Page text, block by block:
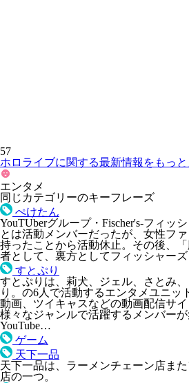
57
ホロライブに関する最新情報をもっと
エンタメ
同じカテゴリーのキーフレーズ
ぺけたん
YouTUberグループ・Fischer's-フィッ
とは活動メンバーだったが、女性フ
持ったことから活動休止。その後、
者として、裏方としてフィッシャー
すとぷり
すとぷりは、莉犬、ジェル、さとみ
り。の6人で活動するエンタメユニッ
動画、ツイキャスなどの動画配信サ
様々なジャンルで活躍するメンバーが
YouTube…
ゲーム
天下一品
天下一品は、ラーメンチェーン店ま
店の一つ。